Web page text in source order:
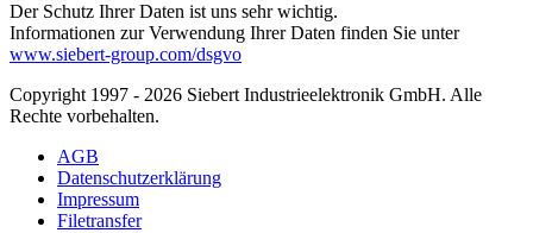
Der Schutz Ihrer Daten ist uns sehr wichtig.
Informationen zur Verwendung Ihrer Daten finden Sie unter
www.siebert-group.com/dsgvo
Copyright 1997 - 2026 Siebert Industrieelektronik GmbH. Alle
Rechte vorbehalten.
AGB
Datenschutzerklärung
Impressum
Filetransfer